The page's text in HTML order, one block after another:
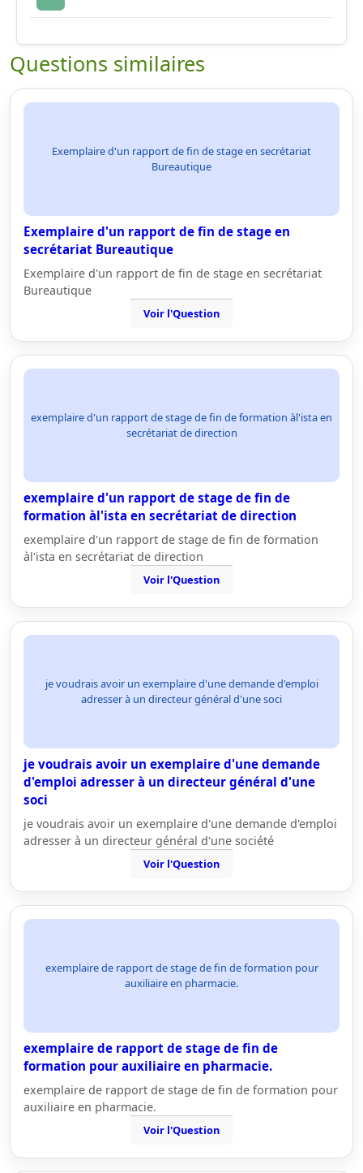
Questions similaires
Exemplaire d'un rapport de fin de stage en secrétariat
Bureautique
Exemplaire d'un rapport de fin de stage en
secrétariat Bureautique
Exemplaire d'un rapport de fin de stage en secrétariat
Bureautique
Voir l'Question
exemplaire d'un rapport de stage de fin de formation àl'ista en
secrétariat de direction
exemplaire d'un rapport de stage de fin de
formation àl'ista en secrétariat de direction
exemplaire d'un rapport de stage de fin de formation
àl'ista en secrétariat de direction
Voir l'Question
je voudrais avoir un exemplaire d'une demande d'emploi
adresser à un directeur général d'une soci
je voudrais avoir un exemplaire d'une demande
d'emploi adresser à un directeur général d'une
soci
je voudrais avoir un exemplaire d'une demande d'emploi
adresser à un directeur général d'une société
Voir l'Question
exemplaire de rapport de stage de fin de formation pour
auxiliaire en pharmacie.
exemplaire de rapport de stage de fin de
formation pour auxiliaire en pharmacie.
exemplaire de rapport de stage de fin de formation pour
auxiliaire en pharmacie.
Voir l'Question